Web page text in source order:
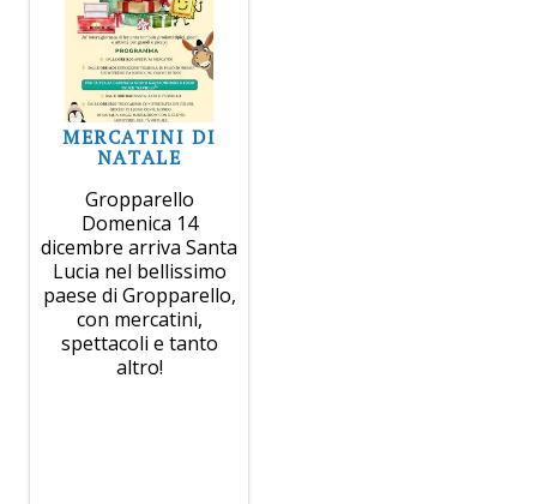
MERCATINI DI
NATALE
Gropparello
Domenica 14
dicembre arriva Santa
Lucia nel bellissimo
paese di Gropparello,
con mercatini,
spettacoli e tanto
altro!